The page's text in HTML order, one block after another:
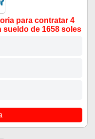
para contratar 4
de 1658 soles